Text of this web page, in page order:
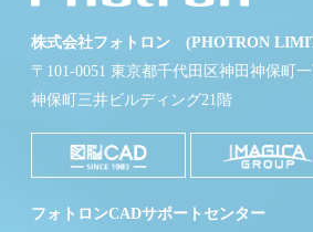
株式会社フォトロン (PHOTRON
〒101-0051 東京都千代田区神田神保町
神保町三井ビルディング21階
フォトロンCADサポートセンター